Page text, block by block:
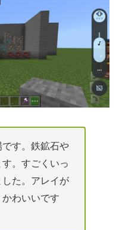
す。鉄鉱石や
。すごくいっ
た。アレイが
わいいです